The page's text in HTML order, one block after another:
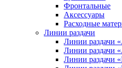
Фронтальные
Аксессуары
Расходные
Линии раздачи
Линии раздачи
Линии раздачи
Линии раздачи